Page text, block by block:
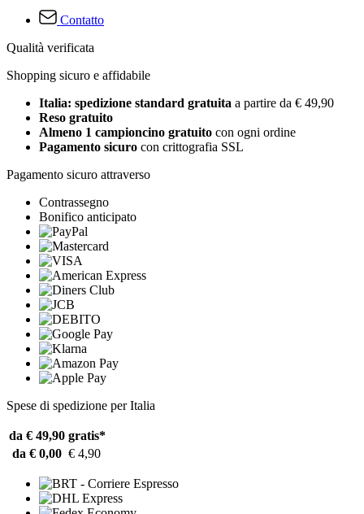
Contatto
Qualità verificata
Shopping sicuro e affidabile
Italia: spedizione standard gratuita a partire da € 49,90
Reso gratuito
Almeno 1 campioncino gratuito con ogni ordine
Pagamento sicuro con crittografia SSL
Pagamento sicuro attraverso
Contrassegno
Bonifico anticipato
Spese di spedizione per Italia
da € 49,90 gratis*
da € 0,00 € 4,90